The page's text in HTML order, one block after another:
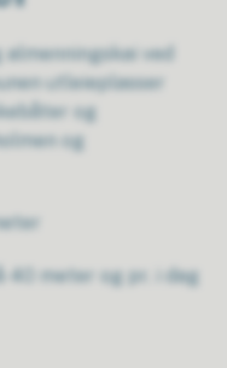
almenningskai ved
utleieplasser
og
og
40 meter og pr. i dag